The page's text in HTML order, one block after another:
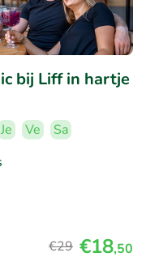
bij Liff in hartje
Je Ve
Sa
€29 €18,50